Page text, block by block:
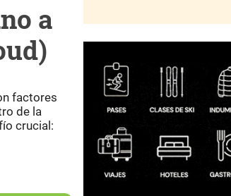
a
factores
de la
crucial: